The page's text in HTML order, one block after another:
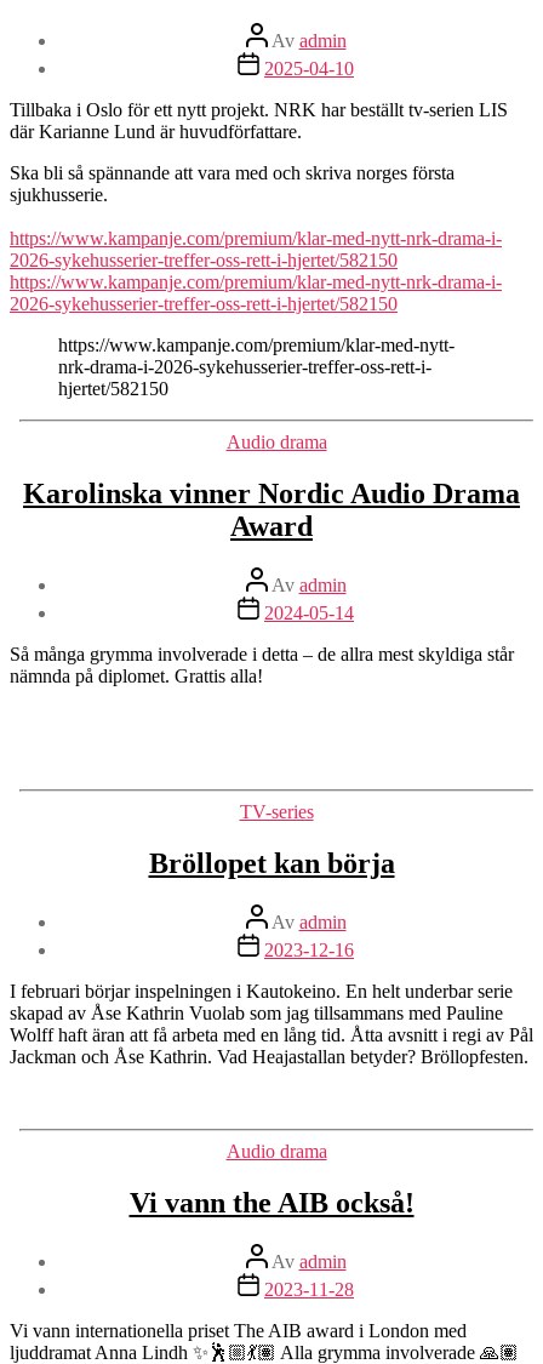
Inläggsförfattare
Av admin
Inläggsdatum
2025-04-10
Tillbaka i Oslo för ett nytt projekt. NRK har beställt tv-serien LIS
där Karianne Lund är huvudförfattare.
Ska bli så spännande att vara med och skriva norges första
sjukhusserie.
https://www.kampanje.com/premium/klar-med-nytt-nrk-drama-i-
2026-sykehusserier-treffer-oss-rett-i-hjertet/582150
https://www.kampanje.com/premium/klar-med-nytt-nrk-drama-i-
2026-sykehusserier-treffer-oss-rett-i-hjertet/582150
https://www.kampanje.com/premium/klar-med-nytt-
nrk-drama-i-2026-sykehusserier-treffer-oss-rett-i-
hjertet/582150
Kategorier
Audio drama
Karolinska vinner Nordic Audio Drama
Award
Inläggsförfattare
Av admin
Inläggsdatum
2024-05-14
Så många grymma involverade i detta – de allra mest skyldiga står
nämnda på diplomet. Grattis alla!
Kategorier
TV-series
Bröllopet kan börja
Inläggsförfattare
Av admin
Inläggsdatum
2023-12-16
I februari börjar inspelningen i Kautokeino. En helt underbar serie
skapad av Åse Kathrin Vuolab som jag tillsammans med Pauline
Wolff haft äran att få arbeta med en lång tid. Åtta avsnitt i regi av Pål
Jackman och Åse Kathrin. Vad Heajastallan betyder? Bröllopfesten.
Kategorier
Audio drama
Vi vann the AIB också!
Inläggsförfattare
Av admin
Inläggsdatum
2023-11-28
Vi vann internationella priset The AIB award i London med
ljuddramat Anna Lindh ✨🕺🏼💃🏽 Alla grymma involverade 🙏🏽